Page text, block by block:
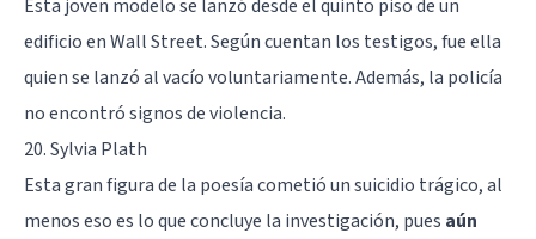
Esta joven modelo se lanzó desde el quinto piso de un
edificio en Wall Street. Según cuentan los testigos, fue ella
quien se lanzó al vacío voluntariamente. Además, la policía
no encontró signos de violencia.
20. Sylvia Plath
Esta gran figura de la poesía cometió un suicidio trágico, al
menos eso es lo que concluye la investigación, pues aún